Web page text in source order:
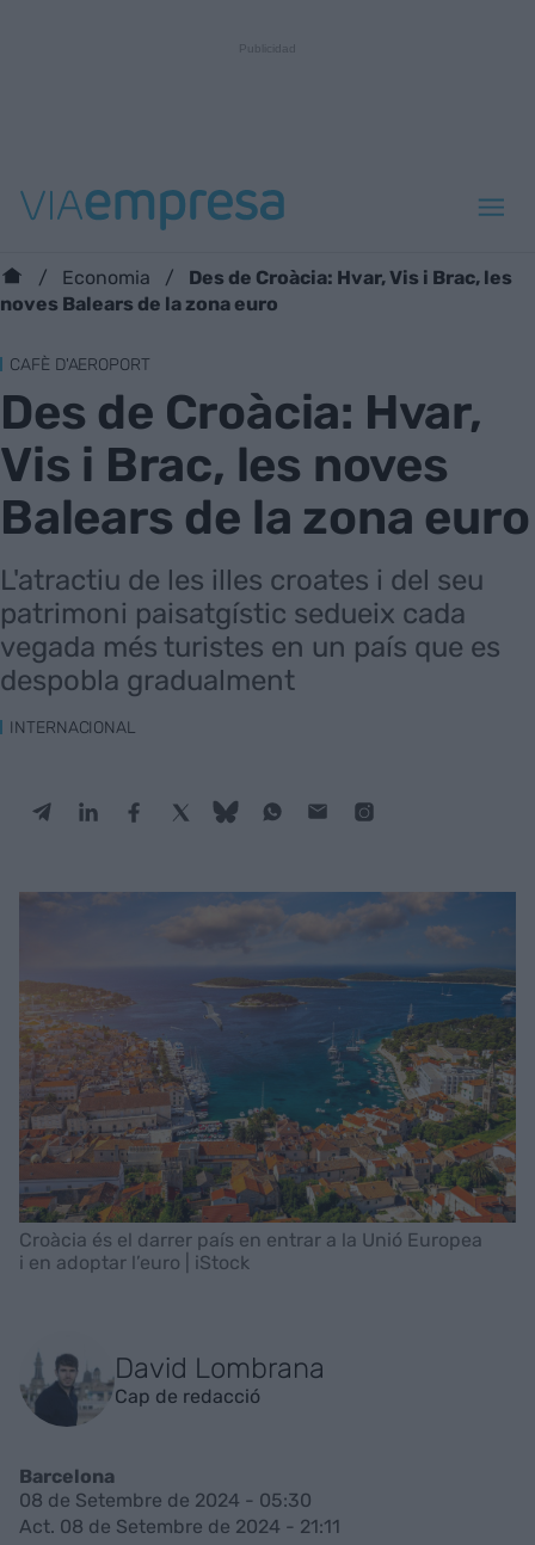
Economia
Des de Croàcia: Hvar, Vis i Brac, les
noves Balears de la zona euro
CAFÈ D'AEROPORT
Des de Croàcia: Hvar,
Vis i Brac, les noves
Balears de la zona euro
L'atractiu de les illes croates i del seu
patrimoni paisatgístic sedueix cada
vegada més turistes en un país que es
despobla gradualment
INTERNACIONAL
Croàcia és el darrer país en entrar a la Unió Europea
i en adoptar l’euro | iStock
David Lombrana
Cap de redacció
Barcelona
08 de Setembre de 2024 - 05:30
Act. 08 de Setembre de 2024 - 21:11